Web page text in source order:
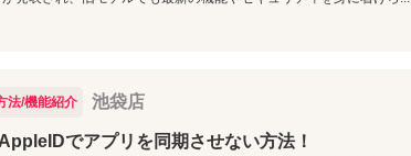
法/機能紹介 池袋店
でアプリを同期させない方法！